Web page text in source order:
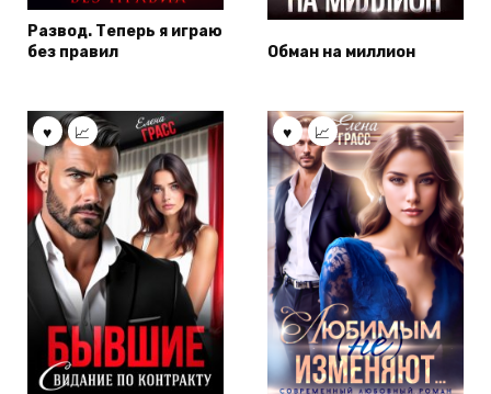
Развод. Теперь я играю
без правил
Обман на миллион